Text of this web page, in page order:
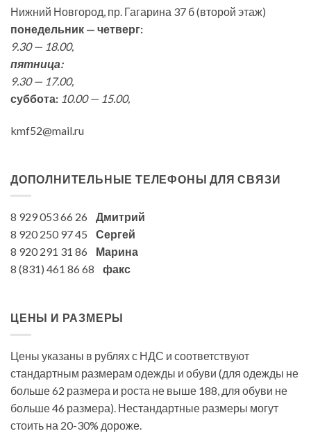
Нижний Новгород, пр. Гагарина 37 б (второй этаж)
понедельник — четверг:
9.30 — 18.00,
пятница:
9.30 — 17.00,
суббота: 10.00 — 15.00,
kmf52@mail.ru
ДОПОЛНИТЕЛЬНЫЕ ТЕЛЕФОНЫ ДЛЯ СВЯЗИ
8 929 053 66 26 Дмитрий
8 920 250 97 45 Сергей
8 920 291 31 86 Марина
8 (831) 461 86 68 факс
ЦЕНЫ И РАЗМЕРЫ
Цены указаны в рублях с НДС и соответствуют
стандартным размерам одежды и обуви (для одежды не
больше 62 размера и роста не выше 188, для обуви не
больше 46 размера). Нестандартные размеры могут
стоить на 20-30% дороже.